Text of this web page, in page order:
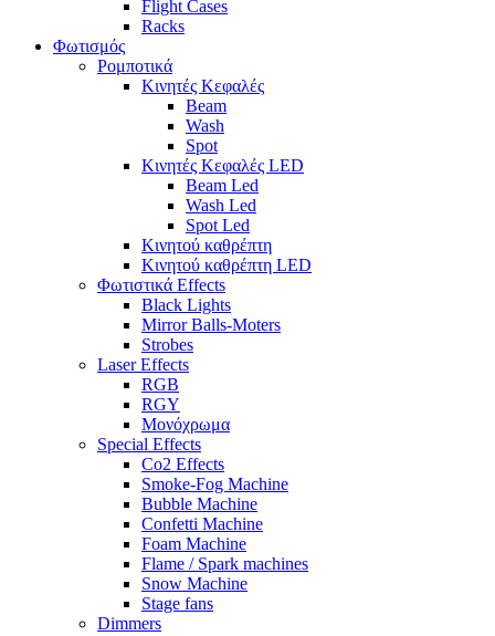
Flight Cases
Racks
Φωτισμός
Ρομποτικά
Κινητές Κεφαλές
Beam
Wash
Spot
Κινητές Κεφαλές LED
Beam Led
Wash Led
Spot Led
Κινητού καθρέπτη
Κινητού καθρέπτη LED
Φωτιστικά Effects
Black Lights
Mirror Balls-Moters
Strobes
Laser Effects
RGB
RGY
Μονόχρωμα
Special Effects
Co2 Effects
Smoke-Fog Machine
Bubble Machine
Confetti Machine
Foam Machine
Flame / Spark machines
Snow Machine
Stage fans
Dimmers